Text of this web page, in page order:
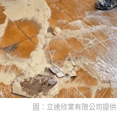
圖：立達欣業有限公司提供